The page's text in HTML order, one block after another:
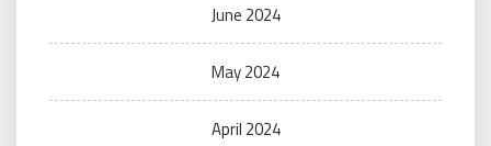
June 2024
May 2024
April 2024